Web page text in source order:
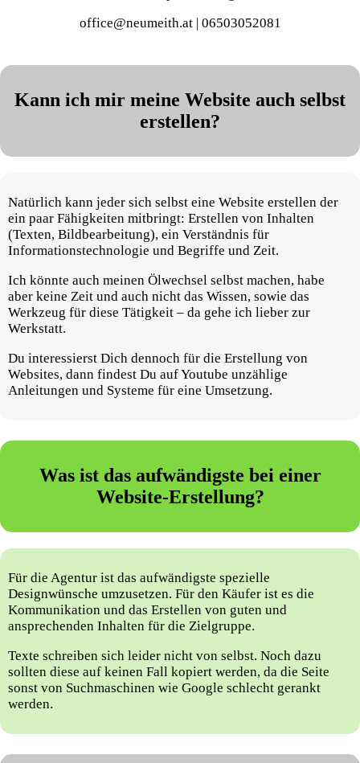
office@neumeith.at | 06503052081
Kann ich mir meine Website auch selbst
erstellen?
Natürlich kann jeder sich selbst eine Website erstellen der
ein paar Fähigkeiten mitbringt: Erstellen von Inhalten
(Texten, Bildbearbeitung), ein Verständnis für
Informationstechnologie und Begriffe und Zeit.
Ich könnte auch meinen Ölwechsel selbst machen, habe
aber keine Zeit und auch nicht das Wissen, sowie das
Werkzeug für diese Tätigkeit – da gehe ich lieber zur
Werkstatt.
Du interessierst Dich dennoch für die Erstellung von
Websites, dann findest Du auf Youtube unzählige
Anleitungen und Systeme für eine Umsetzung.
Was ist das aufwändigste bei einer
Website-Erstellung?
Für die Agentur ist das aufwändigste spezielle
Designwünsche umzusetzen. Für den Käufer ist es die
Kommunikation und das Erstellen von guten und
ansprechenden Inhalten für die Zielgruppe.
Texte schreiben sich leider nicht von selbst. Noch dazu
sollten diese auf keinen Fall kopiert werden, da die Seite
sonst von Suchmaschinen wie Google schlecht gerankt
werden.